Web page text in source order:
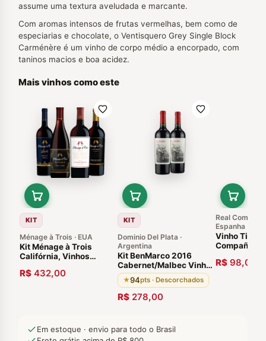
assume uma textura aveludada e marcante.
Com aromas intensos de frutas vermelhas, bem como de
especiarias e chocolate, o Ventisquero Grey Single Block
Carménère é um vinho de corpo médio a encorpado, com
taninos macios e boa acidez.
Mais vinhos como este
KIT
Ménage à Trois · EUA
Kit Ménage à Trois
Califórnia, Vinhos
R$ 432,00
KIT
Dominio Del Plata ·
Argentina
Kit BenMarco 2016
Cabernet/Malbec Vinho
Argentino Susana Balbo
(Vinho da Argentina 94
Pontos, 11 meses em
barricas de carvalho
★94pts · Descorchados
R$ 278,00
Real
Espanha
Vinho Tinto
Compañia
R$ 98,00
Em estoque · envio para todo o Brasil